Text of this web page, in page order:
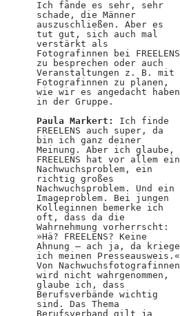
Ich fände es sehr, sehr
schade, die Männer
auszuschließen. Aber es
tut gut, sich auch mal
verstärkt als
Fotografinnen bei FREELENS
zu besprechen oder auch
Veranstaltungen z. B. mit
Fotografinnen zu planen,
wie wir es angedacht haben
in der Gruppe.
Paula Markert:
Ich finde
FREELENS auch super, da
bin ich ganz deiner
Meinung. Aber ich glaube,
FREELENS hat vor allem ein
Nachwuchsproblem, ein
richtig großes
Nachwuchsproblem. Und ein
Imageproblem. Bei jungen
Kolleginnen bemerke ich
oft, dass da die
Wahrnehmung vorherrscht:
»Hä? FREELENS? Keine
Ahnung – ach ja, da kriege
ich meinen Presseausweis.«
Von Nachwuchsfotografinnen
wird nicht wahrgenommen,
glaube ich, dass
Berufsverbände wichtig
sind. Das Thema
Berufsverband gilt ja